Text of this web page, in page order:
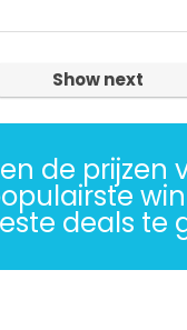
Show next
de prijzen
deals te